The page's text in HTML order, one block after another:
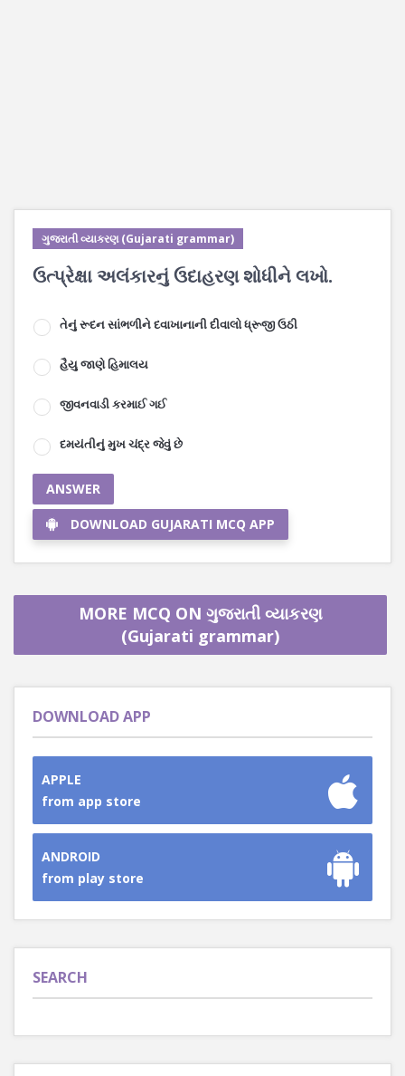
ગુજરાતી વ્યાકરણ (Gujarati grammar)
ઉત્પ્રેક્ષા અલંકારનું ઉદાહરણ શોધીને લખો.
તેનું રૂદન સાંભળીને દવાખાનાની દીવાલો ધ્રૂજી ઉઠી
હૈયુ જાણે હિમાલય
જીવનવાડી કરમાઈ ગઈ
દમયંતીનું મુખ ચંદ્ર જેવું છે
ANSWER
DOWNLOAD GUJARATI MCQ APP
MORE MCQ ON ગુજરાતી વ્યાકરણ
(Gujarati grammar)
DOWNLOAD APP
APPLE
from app store
ANDROID
from play store
SEARCH